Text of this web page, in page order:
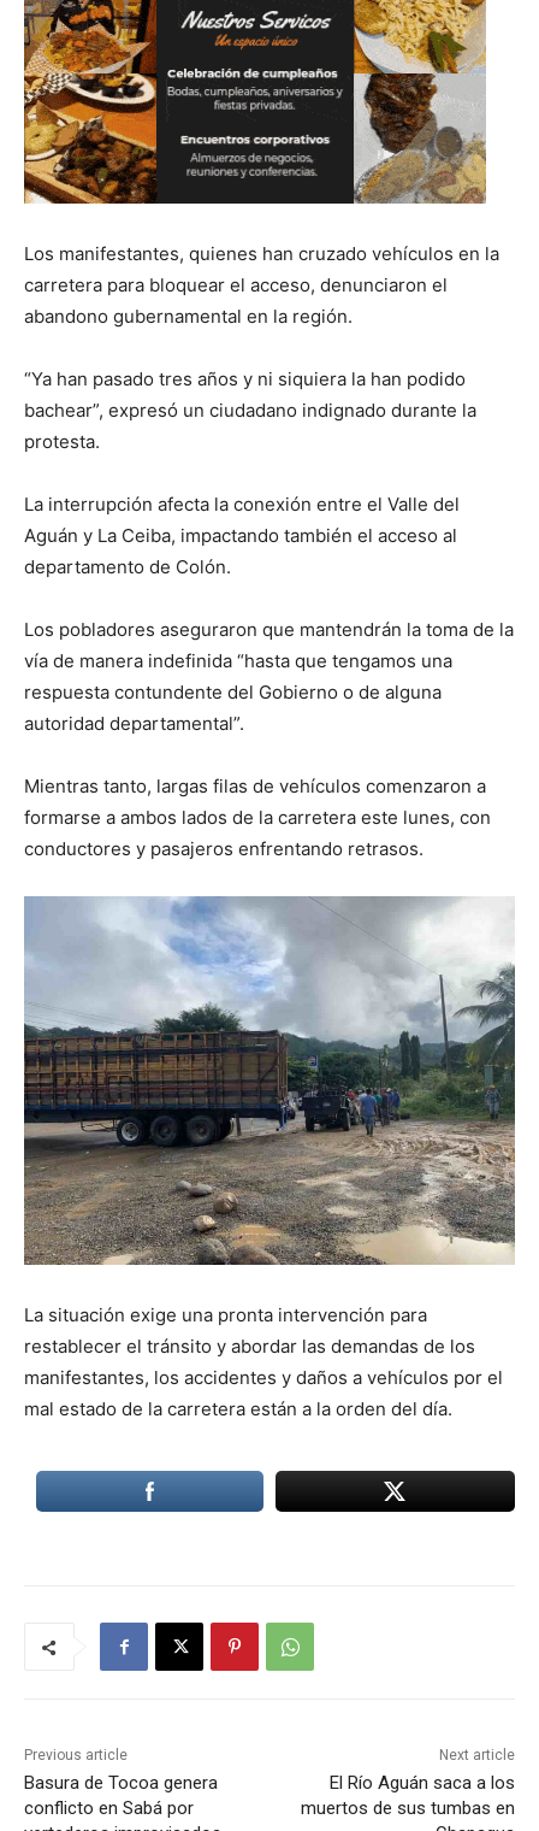
Los manifestantes, quienes han cruzado vehículos en la
carretera para bloquear el acceso, denunciaron el
abandono gubernamental en la región.
“Ya han pasado tres años y ni siquiera la han podido
bachear”, expresó un ciudadano indignado durante la
protesta.
La interrupción afecta la conexión entre el Valle del
Aguán y La Ceiba, impactando también el acceso al
departamento de Colón.
Los pobladores aseguraron que mantendrán la toma de la
vía de manera indefinida “hasta que tengamos una
respuesta contundente del Gobierno o de alguna
autoridad departamental”.
Mientras tanto, largas filas de vehículos comenzaron a
formarse a ambos lados de la carretera este lunes, con
conductores y pasajeros enfrentando retrasos.
La situación exige una pronta intervención para
restablecer el tránsito y abordar las demandas de los
manifestantes, los accidentes y daños a vehículos por el
mal estado de la carretera están a la orden del día.
Previous article
Basura de Tocoa genera
conflicto en Sabá por
Next article
El Río Aguán saca a los
muertos de sus tumbas en